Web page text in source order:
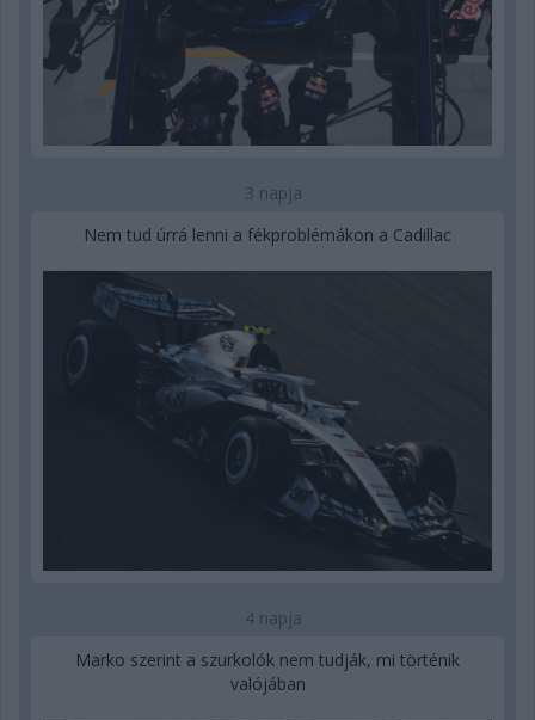
3 napja
Nem tud úrrá lenni a fékproblémákon a Cadillac
4 napja
Marko szerint a szurkolók nem tudják, mi történik
valójában